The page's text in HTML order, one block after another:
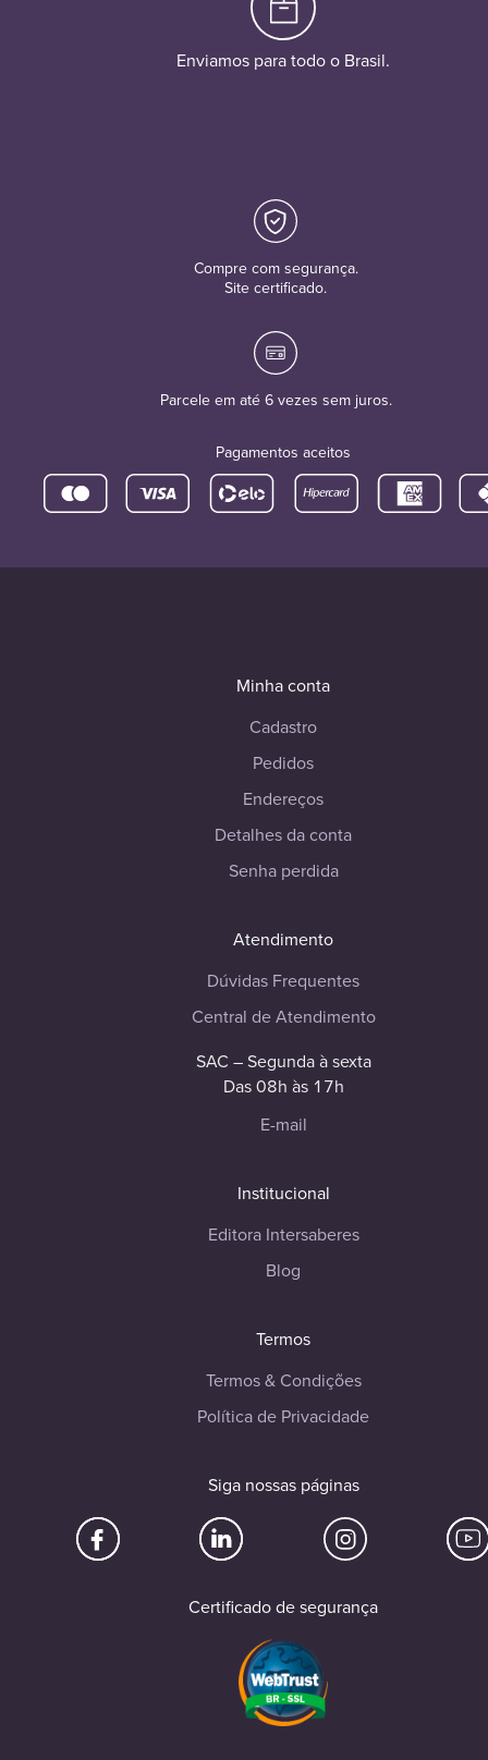
Enviamos para todo o Brasil.
Compre com segurança.
Site certificado.
Parcele em até 6 vezes sem juros.
Pagamentos aceitos
Minha conta
Cadastro
Pedidos
Endereços
Detalhes da conta
Senha perdida
Atendimento
Dúvidas Frequentes
Central de Atendimento
SAC – Segunda à sexta
Das 08h às 17h
E-mail
Institucional
Editora Intersaberes
Blog
Termos
Termos & Condições
Política de Privacidade
Siga nossas páginas
Certificado de segurança